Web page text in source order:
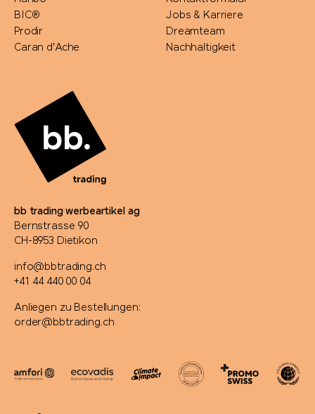
BIC®
Prodir
Caran d'Ache
Jobs & Karriere
Dreamteam
Nachhaltigkeit
bb trading werbeartikel ag
Bernstrasse 90
CH-8953 Dietikon
info@bbtrading.ch
+41 44 440 00 04
Anliegen zu Bestellungen:
order@bbtrading.ch